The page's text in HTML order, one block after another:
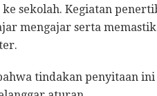
sekolah. Kegiatan
mengajar serta
tindakan penyitaan